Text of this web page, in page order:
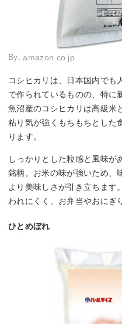
By:amazon.co.jp
コシヒカリは、日本国内でも
で作られているものの、特に
魚沼産のコシヒカリは高級米
粘り気が強くもちもちとした
ります。
しっかりとした粒感と風味が
銘柄。お米の味が強いため、
より美味しさが引き立ちます
われにくく、お弁当やおにぎ
ひとめぼれ